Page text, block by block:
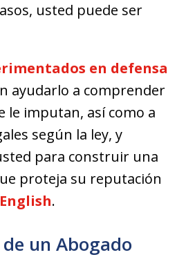
usted puede ser
en defensa
ayudarlo a comprender
le imputan, así como a
según la ley, y
para construir una
proteja su reputación
.
un Abogado